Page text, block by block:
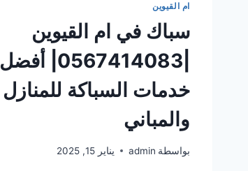
ام القيوين
سباك في ام القيوين
|0567414083| أفضل
خدمات السباكة للمنازل
والمباني
بواسطة admin يناير 15, 2025